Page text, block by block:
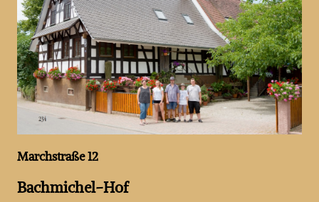
Marchstraße 12
Bachmichel-Hof